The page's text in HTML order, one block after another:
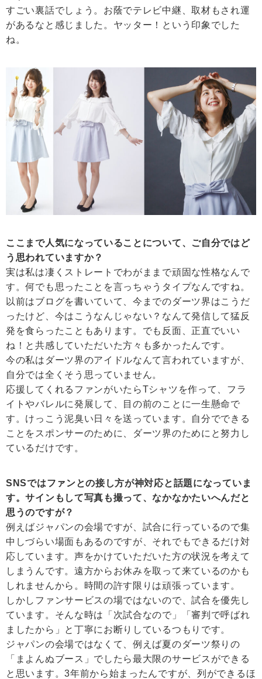
すごい裏話でしょう。お蔭でテレビ中継、取材もされ運
があるなと感じました。ヤッター！という印象でした
ね。
ここまで人気になっていることについて、ご自分ではど
う思われていますか？
実は私は凄くストレートでわがままで頑固な性格なんで
す。何でも思ったことを言っちゃうタイプなんですね。
以前はブログを書いていて、今までのダーツ界はこうだ
ったけど、今はこうなんじゃない？なんて発信して猛反
発を食らったこともあります。でも反面、正直でいい
ね！と共感していただいた方々も多かったんです。
今の私はダーツ界のアイドルなんて言われていますが、
自分では全くそう思っていません。
応援してくれるファンがいたらTシャツを作って、フラ
イトやバレルに発展して、目の前のことに一生懸命で
す。けっこう泥臭い日々を送っています。自分でできる
ことをスポンサーのために、ダーツ界のためにと努力し
ているだけです。
SNSではファンとの接し方が神対応と話題になっていま
す。サインもして写真も撮って、なかなかたいへんだと
思うのですが？
例えばジャパンの会場ですが、試合に行っているので集
中しづらい場面もあるのですが、それでもできるだけ対
応しています。声をかけていただいた方の状況を考えて
しまうんです。遠方からお休みを取って来ているのかも
しれませんから。時間の許す限りは頑張っています。
しかしファンサービスの場ではないので、試合を優先し
ています。そんな時は「次試合なので」「審判で呼ばれ
ましたから」と丁寧にお断りしているつもりです。
ジャパンの会場ではなくて、例えば夏のダーツ祭りの
「まよんぬブース」でしたら最大限のサービスができる
と思います。3年前から始まったんですが、列ができるほ